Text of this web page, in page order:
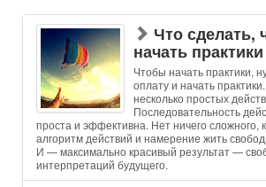
Что сделать,
начать практики
Чтобы начать практики,
оплату и начать
несколько простых
Последовательность
проста и эффективна. Нет ничего сложного,
алгоритм действий и намерение жить
И — максимально красивый результат —
интерпретаций будущего.